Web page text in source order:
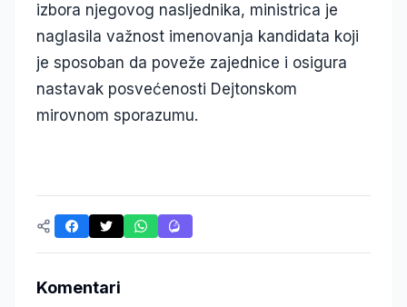
izbora njegovog nasljednika, ministrica je
naglasila važnost imenovanja kandidata koji
je sposoban da poveže zajednice i osigura
nastavak posvećenosti Dejtonskom
mirovnom sporazumu.
Komentari